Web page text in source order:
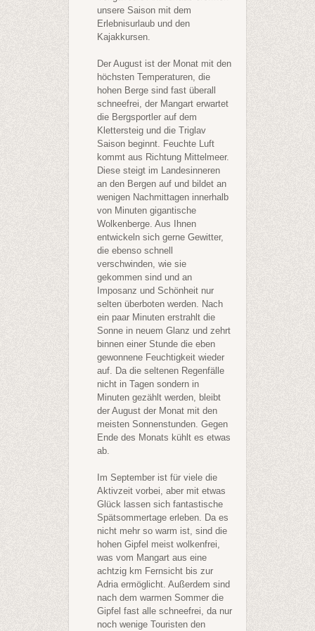
unsere Saison mit dem
Erlebnisurlaub und den
Kajakkursen.
Der August ist der Monat mit den
höchsten Temperaturen, die
hohen Berge sind fast überall
schneefrei, der Mangart erwartet
die Bergsportler auf dem
Klettersteig und die Triglav
Saison beginnt. Feuchte Luft
kommt aus Richtung Mittelmeer.
Diese steigt im Landesinneren
an den Bergen auf und bildet an
wenigen Nachmittagen innerhalb
von Minuten gigantische
Wolkenberge. Aus Ihnen
entwickeln sich gerne Gewitter,
die ebenso schnell
verschwinden, wie sie
gekommen sind und an
Imposanz und Schönheit nur
selten überboten werden. Nach
ein paar Minuten erstrahlt die
Sonne in neuem Glanz und zehrt
binnen einer Stunde die eben
gewonnene Feuchtigkeit wieder
auf. Da die seltenen Regenfälle
nicht in Tagen sondern in
Minuten gezählt werden, bleibt
der August der Monat mit den
meisten Sonnenstunden. Gegen
Ende des Monats kühlt es etwas
ab.
Im September ist für viele die
Aktivzeit vorbei, aber mit etwas
Glück lassen sich fantastische
Spätsommertage erleben. Da es
nicht mehr so warm ist, sind die
hohen Gipfel meist wolkenfrei,
was vom Mangart aus eine
achtzig km Fernsicht bis zur
Adria ermöglicht. Außerdem sind
nach dem warmen Sommer die
Gipfel fast alle schneefrei, da nur
noch wenige Touristen den